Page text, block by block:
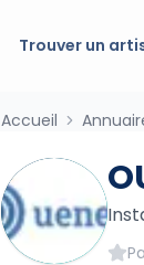
Trouver un
Accueil